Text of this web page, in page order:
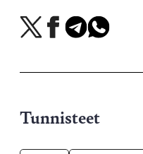
Jaa
X-
Jaa
Facebookissa
Jaa
Telegramissa
Jaa
WhatsAppissa
Tunnisteet